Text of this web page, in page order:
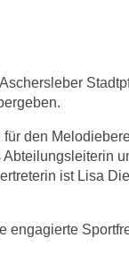
den
ist Lisa
engagierte